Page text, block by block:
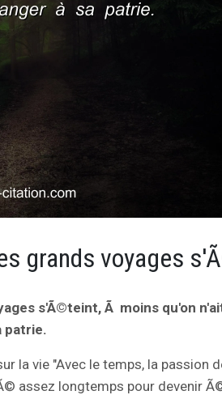
s'Ã©teint, Ã moins qu'on
patrie.
la vie "Avec le temps, la passion
assez longtemps pour devenir